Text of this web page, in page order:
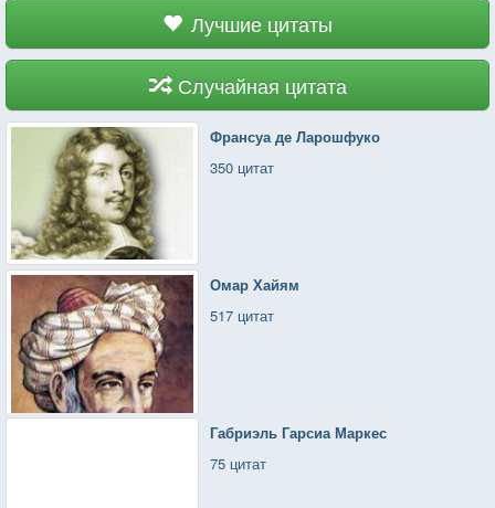
Лучшие цитаты
Случайная цитата
Франсуа де Ларошфуко
350 цитат
Омар Хайям
517 цитат
Габриэль Гарсиа Маркес
75 цитат